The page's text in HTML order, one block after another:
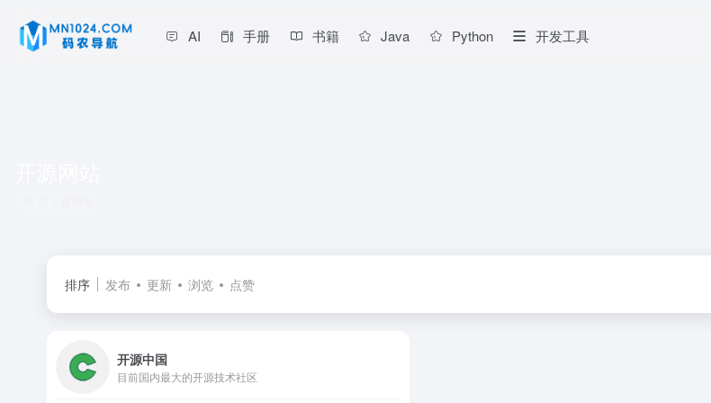
AI 手册 书籍 Java Python 开发工具
排序 发布 更新 浏览 点赞
开源中国
目前国内最大的开源技术社区